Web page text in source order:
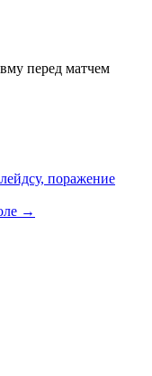
перед матчем
поражение
→